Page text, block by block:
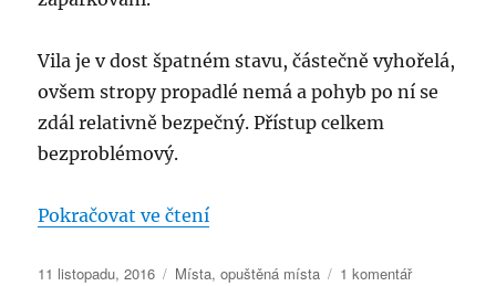
Vila je v dost špatném stavu, částečně vyhořelá,
ovšem stropy propadlé nemá a pohyb po ní se
zdál relativně bezpečný. Přístup celkem
bezproblémový.
Pokračovat ve čtení„Opuštěná vila na Barrandově“
Publikováno:
11 listopadu, 2016 Rubriky:
Místa,opuštěná místa 1 komentářu